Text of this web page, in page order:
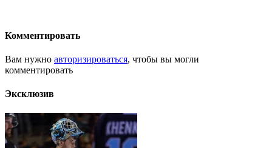
Комментировать
Вам нужно авторизироваться, чтобы вы могли
комментировать
Эксклюзив